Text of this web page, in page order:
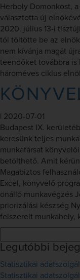
Herboly Domonkost,
választotta új
2020. július 13-i
tól töltötte be az
nem kívánja magát
teendőket továbbra is
hároméves ciklus
2020-07-01
Budapest IX.
keresünk teljes
munkatársat
betölthető. Amit
Magabiztos
Excel, könyvelő
önálló munkavégzés
priorizálási készség
felszerelt munkahely,
Legutóbbi
Statisztikai
Statisztikai